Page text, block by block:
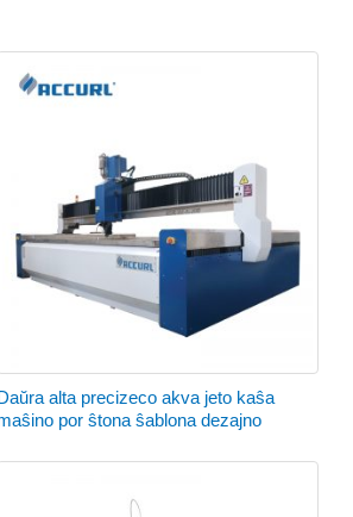
alta precizeco akva jeto kaŝa
por ŝtona ŝablona dezajno